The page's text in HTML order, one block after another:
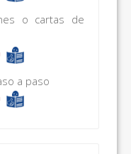
o cartas de
a paso